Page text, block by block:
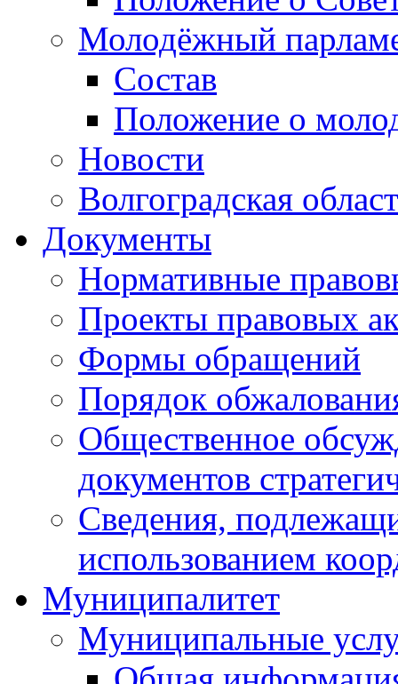
Молодёжный
Состав
Положение о
Новости
Волгоградская
Документы
Нормативные
Проекты правовых
Формы обращений
Порядок
Общественное
документов
Сведения,
использованием
Муниципалитет
Муниципальные